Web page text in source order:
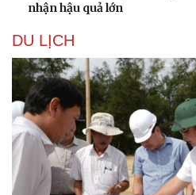
nhận hậu quả lớn
DU LỊCH